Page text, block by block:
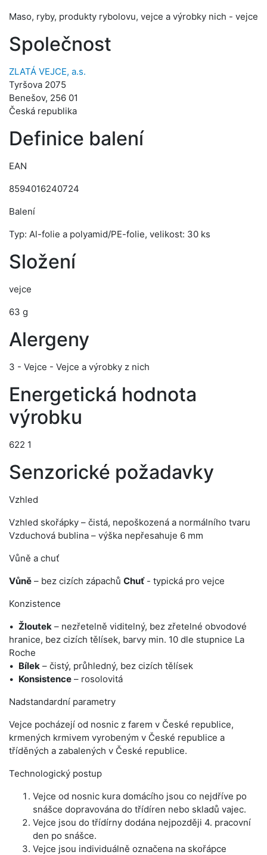
Maso, ryby, produkty rybolovu, vejce a výrobky nich - vejce
Společnost
ZLATÁ VEJCE, a.s.
Tyršova 2075
Benešov, 256 01
Česká republika
Definice balení
EAN
8594016240724
Balení
Typ: Al-folie a polyamid/PE-folie, velikost: 30 ks
Složení
vejce
63 g
Alergeny
3 - Vejce - Vejce a výrobky z nich
Energetická hodnota
výrobku
622 1
Senzorické požadavky
Vzhled
Vzhled skořápky – čistá, nepoškozená a normálního tvaru
Vzduchová bublina – výška nepřesahuje 6 mm
Vůně a chuť
Vůně – bez cizích zápachů Chuť- typická pro vejce
Konzistence
Žloutek – nezřetelně viditelný, bez zřetelné obvodové
hranice, bez cizích tělísek, barvy min. 10 dle stupnice La
Roche
Bílek – čistý, průhledný, bez cizích tělísek
Konsistence – rosolovitá
Nadstandardní parametry
Vejce pocházejí od nosnic z farem v České republice,
krmených krmivem vyrobeným v České republice a
tříděných a zabalených v České republice.
Technologický postup
Vejce od nosnic kura domácího jsou co nejdříve po
snášce dopravována do třídíren nebo skladů vajec.
Vejce jsou do třídírny dodána nejpozději 4. pracovní
den po snášce.
Vejce jsou individuálně označena na skořápce